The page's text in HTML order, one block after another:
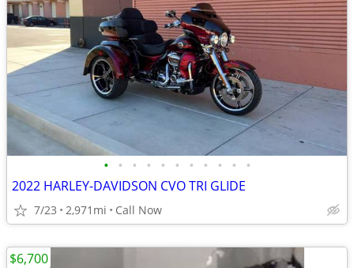
• • • • • • • • • • •
2022 HARLEY-DAVIDSON CVO TRI GLIDE
7/23 2,971mi Call Now
$6,700